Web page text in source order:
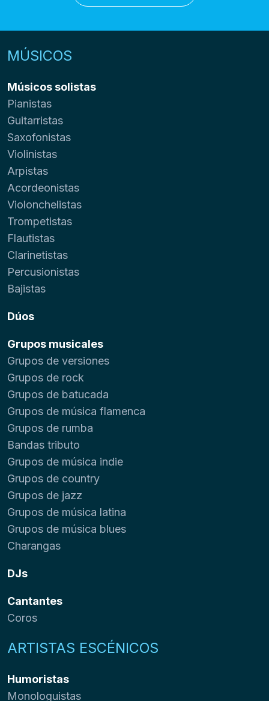
MÚSICOS
Músicos solistas
Pianistas
Guitarristas
Saxofonistas
Violinistas
Arpistas
Acordeonistas
Violonchelistas
Trompetistas
Flautistas
Clarinetistas
Percusionistas
Bajistas
Dúos
Grupos musicales
Grupos de versiones
Grupos de rock
Grupos de batucada
Grupos de música flamenca
Grupos de rumba
Bandas tributo
Grupos de música indie
Grupos de country
Grupos de jazz
Grupos de música latina
Grupos de música blues
Charangas
DJs
Cantantes
Coros
ARTISTAS ESCÉNICOS
Humoristas
Monologuistas